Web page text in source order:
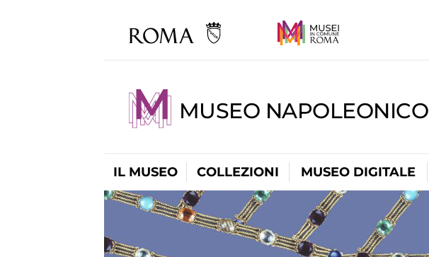
MUSEO NAPOLEONICO
IL MUSEO COLLEZIONI MUSEO DIGITALE